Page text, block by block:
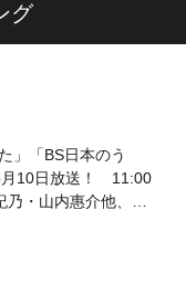
グ
」「BS日本のう
月10日放送！ 11:00
・山内惠介他、